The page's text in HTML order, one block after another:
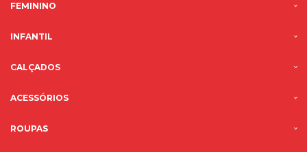
FEMININO
INFANTIL
CALÇADOS
ACESSÓRIOS
ROUPAS